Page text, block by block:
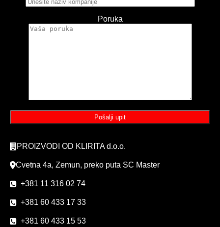
Poruka
PROIZVODI OD KLIRITA d.o.o.
Cvetna 4a, Zemun, preko puta SC Master
+381 11 316 02 74
+381 60 433 17 33
+381 60 433 15 53